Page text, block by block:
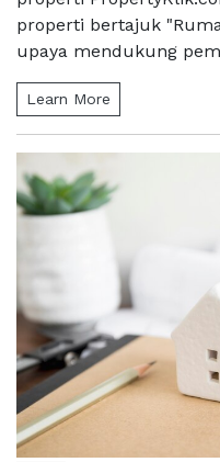
properti bertajuk
upaya mendukung
Learn More